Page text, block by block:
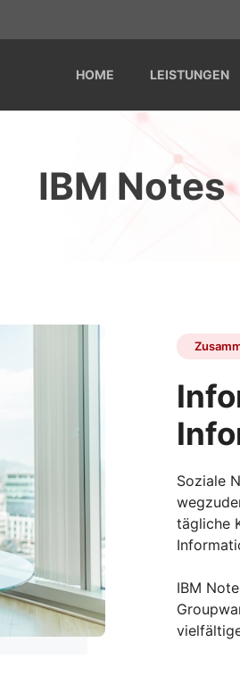
HOME LEISTUNGEN
IBM Notes
Soziale
tägliche
IBM